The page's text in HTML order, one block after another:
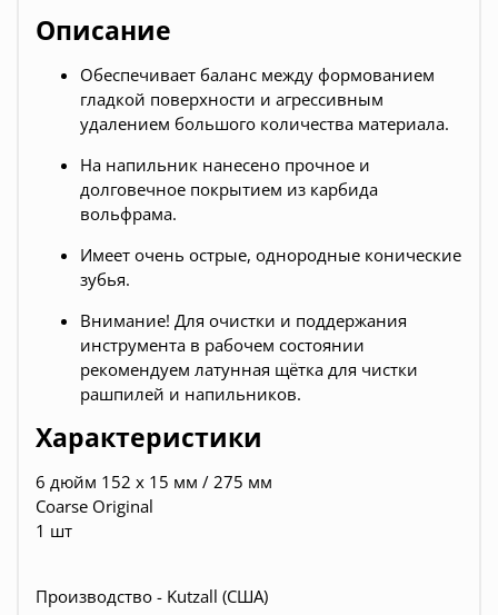
Описание
Обеспечивает баланс между формованием
гладкой поверхности и агрессивным
удалением большого количества материала.
На напильник нанесено прочное и
долговечное покрытием из карбида
вольфрама.
Имеет очень острые, однородные конические
зубья.
Внимание! Для очистки и поддержания
инструмента в рабочем состоянии
рекомендуем латунная щётка для чистки
рашпилей и напильников.
Характеристики
6 дюйм 152 х 15 мм / 275 мм
Coarse Original
1 шт
Производство - Kutzall (США)